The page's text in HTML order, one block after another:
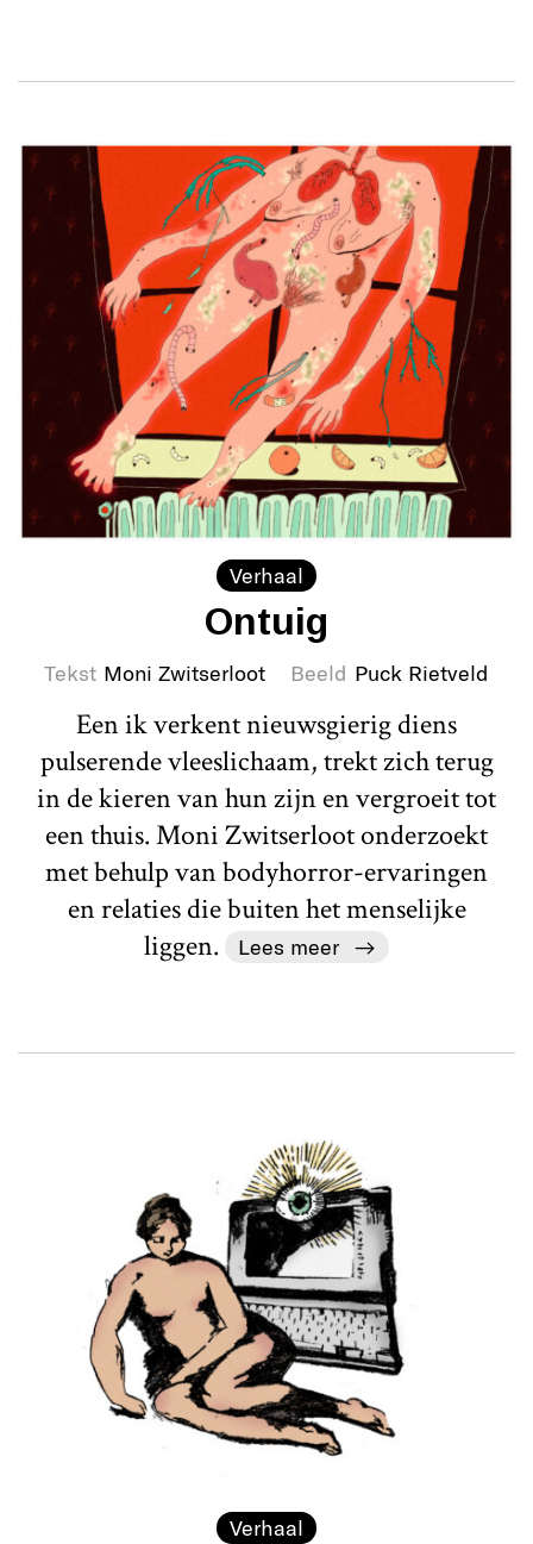
Verhaal
Ontuig
Tekst Moni Zwitserloot Beeld Puck Rietveld
Een ik verkent nieuwsgierig diens
pulserende vleeslichaam, trekt zich terug
in de kieren van hun zijn en vergroeit tot
een thuis. Moni Zwitserloot onderzoekt
met behulp van bodyhorror-ervaringen
en relaties die buiten het menselijke
liggen.
Lees meer
Verhaal